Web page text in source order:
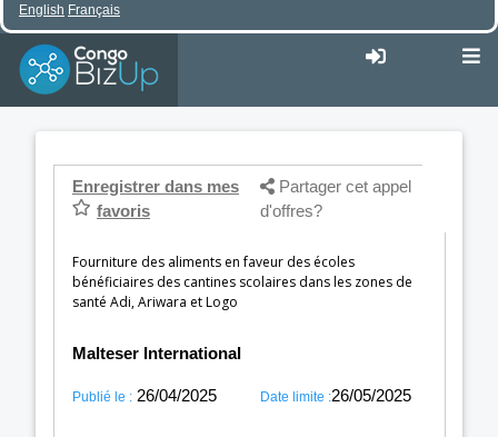
English Français
Enregistrer dans mes
favoris
Partager cet appel
d'offres?
Fourniture des aliments en faveur des écoles
bénéficiaires des cantines scolaires dans les zones de
santé Adi, Ariwara et Logo
Malteser International
Publié le : 26/04/2025 Date limite :26/05/2025